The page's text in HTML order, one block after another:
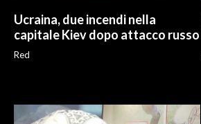
Ucraina, due incendi nella
capitale Kiev dopo attacco russo
Red